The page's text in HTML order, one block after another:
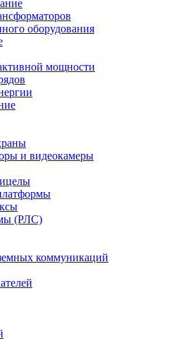
оборудования
мощности
и видеокамеры
(РЛС)
коммуникаций